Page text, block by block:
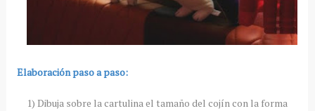
Elaboración paso a paso:
1) Dibuja sobre la cartulina el tamaño del cojín con la forma